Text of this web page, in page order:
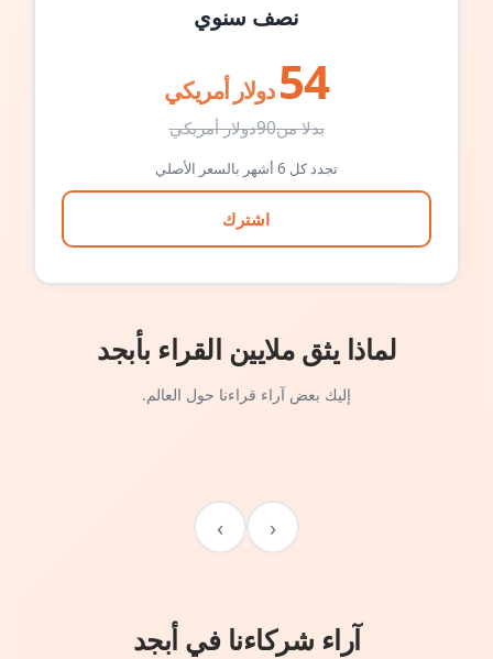
نصف سنوي
54 دولار أمريكي
بدلا من90دولار أمريكي
تجدد كل 6 أشهر بالسعر الأصلي
اشترك
لماذا يثق ملايين القراء بأبجد
إليك بعض آراء قراءنا حول العالم.
‹
›
آراء شركاءنا في أبجد